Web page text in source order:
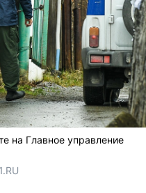
на Главное управление